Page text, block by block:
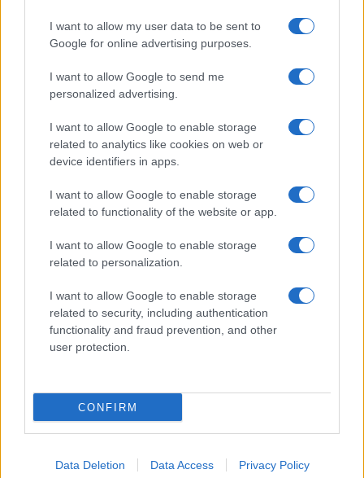
I want to allow my user data to be sent to
Google for online advertising purposes.
I want to allow Google to send me
personalized advertising.
I want to allow Google to enable storage
related to analytics like cookies on web or
device identifiers in apps.
I want to allow Google to enable storage
related to functionality of the website or app.
I want to allow Google to enable storage
related to personalization.
I want to allow Google to enable storage
related to security, including authentication
functionality and fraud prevention, and other
user protection.
CONFIRM
Data Deletion Data Access Privacy Policy
Vuoi rimuovere le pubblicità nazionali?
Puoi abbonarti a
soli € 1,10 al mese
cliccandoqui
Sei già abbonato?
sezioneLogindal menù del sito o
cliccandoqui
Notizie in tempo reale?
Entra nel canale telegram di
GalluraOggi.it
Inviaci le tue segnalazioni,
i tuoi video e le tue foto